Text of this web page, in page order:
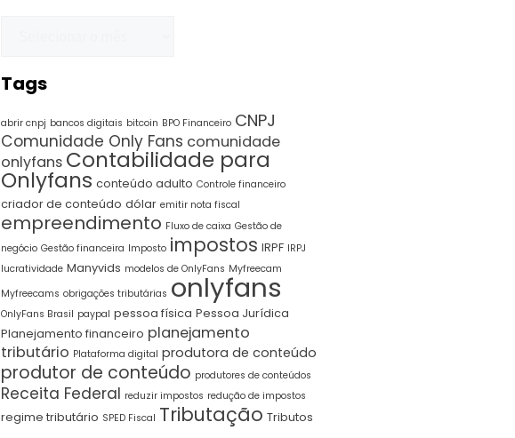
Tags
abrir cnpj bancos digitais bitcoin BPO Financeiro CNPJ
Comunidade Only Fans comunidade
onlyfans Contabilidade para
Onlyfans conteúdo adulto Controle financeiro
criador de conteúdo dólar emitir nota fiscal
empreendimento Fluxo de caixa Gestão de
negócio Gestão financeira Imposto impostos IRPF IRPJ
lucratividade Manyvids modelos de OnlyFans Myfreecam
Myfreecams obrigações tributárias onlyfans
OnlyFans Brasil paypal pessoa física Pessoa Jurídica
Planejamento financeiro planejamento
tributário Plataforma digital produtora de conteúdo
produtor de conteúdo produtores de conteúdos
Receita Federal reduzir impostos redução de impostos
regime tributário SPED Fiscal Tributação Tributos